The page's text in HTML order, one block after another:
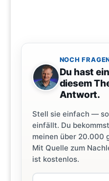
NOCH
Du hast
diesem
Antwort.
Stell sie einfach —
einfällt. Du
meinen über 20.000
Mit Quelle zum
ist kostenlos.